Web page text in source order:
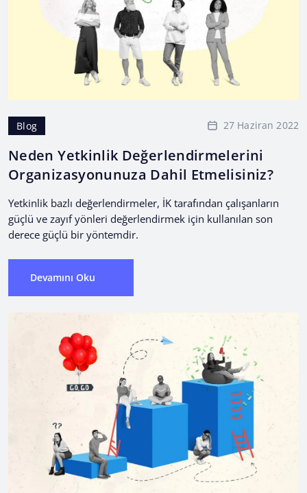
Blog 27 Haziran 2022
Neden Yetkinlik Değerlendirmelerini
Organizasyonunuza Dahil Etmelisiniz?
Yetkinlik bazlı değerlendirmeler, İK tarafından çalışanların
güçlü ve zayıf yönleri değerlendirmek için kullanılan son
derece güçlü bir yöntemdir.
Devamını Oku